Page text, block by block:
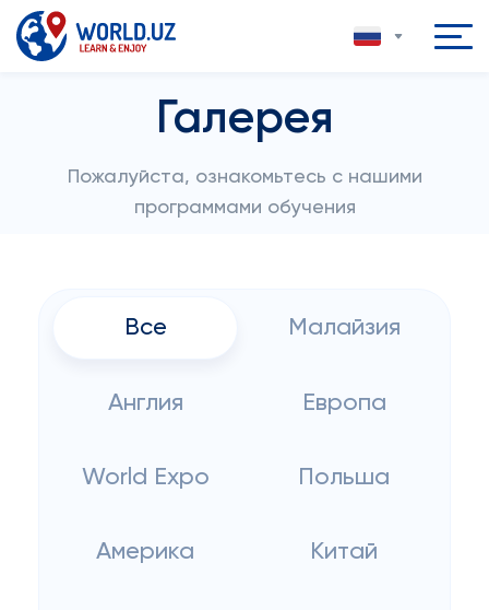
Галерея
Пожалуйста, ознакомьтесь с нашими
программами обучения
Все Малайзия
Англия Европа
World Expo Польша
Америка Китай